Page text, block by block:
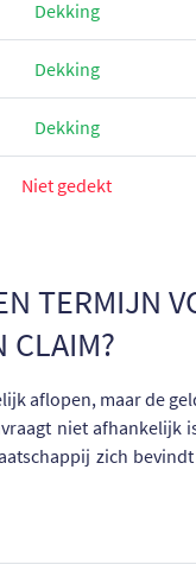
Dekking
Dekking
Dekking
Niet gedekt
TERMIJN
CLAIM?
aflopen, maar de
​​niet afhankelijk
zich